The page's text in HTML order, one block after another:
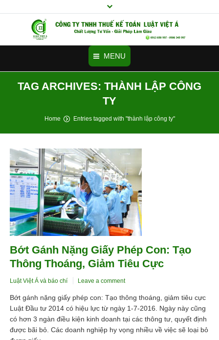
MENU
Trang chủ
Dịch vụ
Cảm nhận
Videos
Hình ảnh
Tuyển Dụng
Liên hệ
TAG ARCHIVES: THÀNH LẬP CÔNG
TY
You are here:Home Entries tagged with "thành lập công ty"
Bớt Gánh Nặng Giấy Phép Con: Tạo
Thông Thoáng, Giảm Tiêu Cực
Luật Việt Á và báo chí Leave a comment
Bớt gánh nặng giấy phép con: Tạo thông thoáng, giảm tiêu cực
Luật Đầu tư 2014 có hiệu lực từ ngày 1-7-2016. Ngày này cũng
có hơn 3 ngàn điều kiện kinh doanh tại các thông tư, quyết định
được bãi bỏ. Các doanh nghiệp hy vọng nhiều về việc sẽ loại bỏ